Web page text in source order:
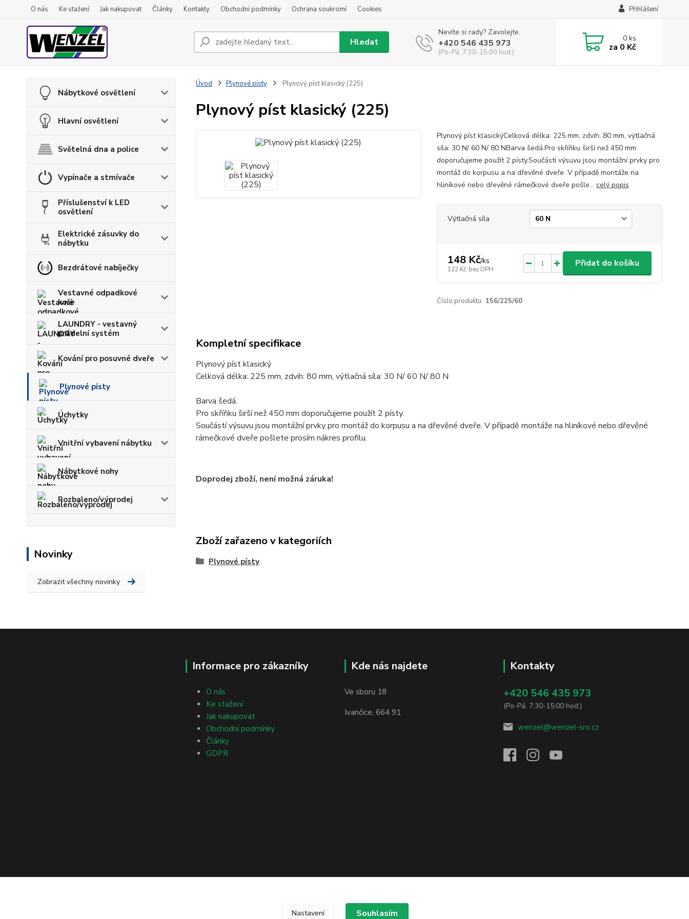
O nás Ke stažení Jak nakupovat Články Kontakty Obchodní podmínky Ochrana soukromí Cookies Přihlášení
Hledat
Nevíte si rady? Zavolejte.
+420 546 435 973
(Po-Pá, 7:30-15:00 hod.)
0ks
za 0 Kč
Nábytkové osvětlení
Hlavní osvětlení
Světelná dna a police
Vypínače a stmívače
Příslušenství k LED
osvětlení
Elektrické zásuvky do
nábytku
Bezdrátové nabíječky
Vestavné odpadkové
koše
LAUNDRY - vestavný
prádelní systém
Kování pro posuvné dveře
Plynové písty
Úchytky
Vnitřní vybavení nábytku
Nábytkové nohy
Rozbaleno/výprodej
Novinky
Zobrazit všechny novinky
Úvod Plynové písty Plynový píst klasický (225)
Plynový píst klasický (225)
Plynový píst klasickýCelková délka: 225 mm, zdvih: 80 mm, výtlačná
síla: 30 N/ 60 N/ 80 NBarva šedá.Pro skříňku širší než 450 mm
doporučujeme použít 2 písty.Součástí výsuvu jsou montážní prvky pro
montáž do korpusu a na dřevěné dveře. V případě montáže na
hliníkové nebo dřevěné rámečkové dveře pošle... celý popis
Výtlačná síla
148 Kč/ks
122 Kč bez DPH
Přidat do košíku
Číslo produktu: 156/225/60
Kompletní specifikace
Plynový píst klasický
Celková délka: 225 mm, zdvih: 80 mm, výtlačná síla: 30 N/ 60 N/ 80 N
Barva šedá.
Pro skříňku širší než 450 mm doporučujeme použít 2 písty.
Součástí výsuvu jsou montážní prvky pro montáž do korpusu a na dřevěné dveře. V případě montáže na hliníkové nebo dřevěné
rámečkové dveře pošlete prosím nákres profilu.
Doprodej zboží, není možná záruka!
Zboží zařazeno v kategoriích
Plynové písty
Informace pro zákazníky
O nás
Ke stažení
Jak nakupovat
Obchodní podmínky
Články
GDPR
Kde nás najdete
Ve sboru 18
Ivančice, 664 91
Kontakty
+420 546 435 973
(Po-Pá, 7:30-15:00 hod.)
wenzel@wenzel-sro.cz
Nastavení Souhlasím